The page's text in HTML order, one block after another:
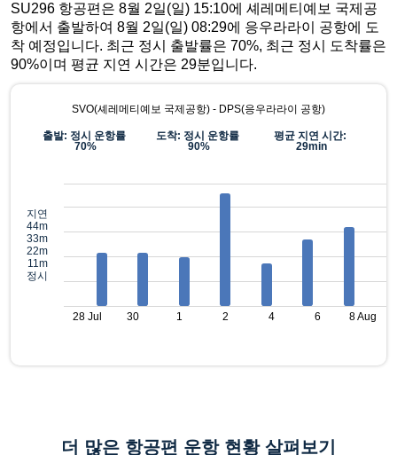
SU296 항공편은 8월 2일(일) 15:10에 셰레메티예보 국제공
항에서 출발하여 8월 2일(일) 08:29에 응우라라이 공항에 도
착 예정입니다. 최근 정시 출발률은 70%, 최근 정시 도착률은
90%이며 평균 지연 시간은 29분입니다.
SVO(셰레메티예보 국제공항) - DPS(응우라라이 공항)
출발: 정시 운항률
70%
도착: 정시 운항률
90%
평균 지연 시간:
29min
지연
44m
33m
22m
11m
정시
28 Jul 30 1 2 4 6 8 Aug
더 많은 항공편 운항 현황 살펴보기